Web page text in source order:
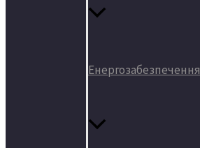
Енергозабезпечення